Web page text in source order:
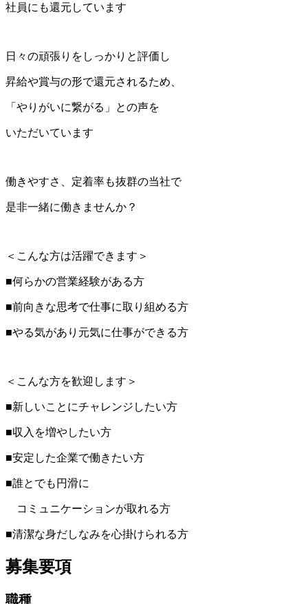
社員にも還元しています
日々の頑張りをしっかりと評価し
昇給や賞与の形で還元されるため、
「やりがいに繋がる」との声を
いただいています
働きやすさ、定着率も抜群の当社で
是非一緒に働きませんか？
＜こんな方は活躍できます＞
■何らかの営業経験がある方
■前向きな思考で仕事に取り組める方
■やる気があり元気に仕事ができる方
＜こんな方を歓迎します＞
■新しいことにチャレンジしたい方
■収入を増やしたい方
■安定した企業で働きたい方
■誰とでも円滑に
コミュニケーションが取れる方
■清潔な身だしなみを心掛けられる方
募集要項
職種